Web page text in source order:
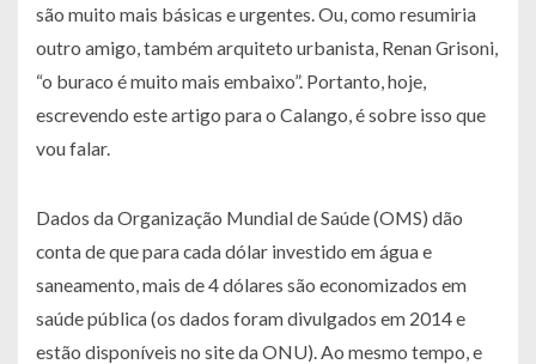
são muito mais básicas e urgentes. Ou, como resumiria
outro amigo, também arquiteto urbanista, Renan Grisoni,
“o buraco é muito mais embaixo”. Portanto, hoje,
escrevendo este artigo para o Calango, é sobre isso que
vou falar.
Dados da Organização Mundial de Saúde (OMS) dão
conta de que para cada dólar investido em água e
saneamento, mais de 4 dólares são economizados em
saúde pública (os dados foram divulgados em 2014 e
estão disponíveis no site da ONU). Ao mesmo tempo, e